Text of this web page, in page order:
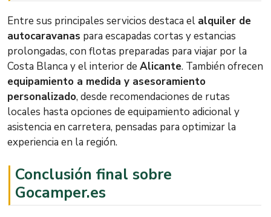
Entre sus principales servicios destaca el alquiler de
autocaravanas para escapadas cortas y estancias
prolongadas, con flotas preparadas para viajar por la
Costa Blanca y el interior de Alicante. También ofrecen
equipamiento a medida y asesoramiento
personalizado, desde recomendaciones de rutas
locales hasta opciones de equipamiento adicional y
asistencia en carretera, pensadas para optimizar la
experiencia en la región.
Conclusión final sobre
Gocamper.es